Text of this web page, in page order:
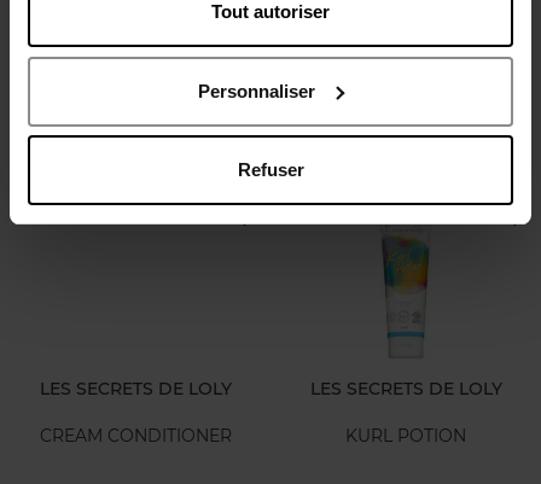
Tout autoriser
Personnaliser
Refuser
Brazilian Glossy Nourishing
38,90 € Ajouter 24,90 € Ajouter
LES SECRETS DE LOLY
CREAM CONDITIONER
LES SECRETS DE LOLY
KURL POTION